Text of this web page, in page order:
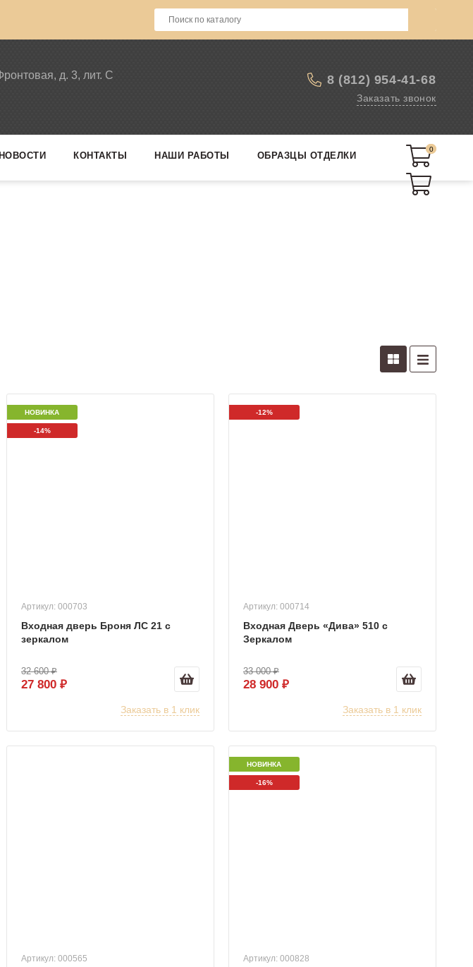
8 (812) 954-41-68
Заказать звонок
д. 3, лит. С
НОВОСТИ КОНТАКТЫ НАШИ РАБОТЫ ОБРАЗЦЫ ОТДЕЛКИ
0
0
НОВИНКА
-14%
Артикул: 000703
Входная дверь Броня ЛС 21 с
зеркалом
32 600 ₽
27 800 ₽
Заказать в 1 клик
-12%
Артикул: 000714
Входная Дверь «Дива» 510 с
Зеркалом
33 000 ₽
28 900 ₽
Заказать в 1 клик
Артикул: 000565
НОВИНКА
-16%
Артикул: 000828